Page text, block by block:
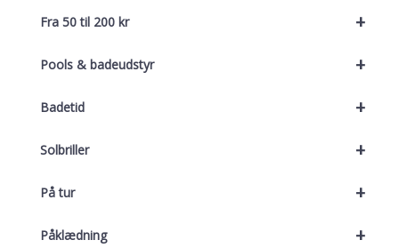
+
Fra 50 til 200 kr
+
Pools & badeudstyr
+
Badetid
+
Solbriller
+
På tur
+
Påklædning